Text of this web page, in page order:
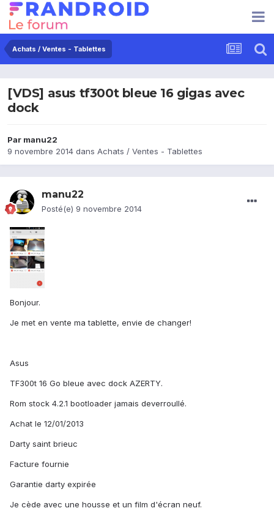
Achats / Ventes - Tablettes
[VDS] asus tf300t bleue 16 gigas avec
dock
Par manu22
9 novembre 2014 dans Achats / Ventes - Tablettes
manu22
Posté(e) 9 novembre 2014
Bonjour.
Je met en vente ma tablette, envie de changer!
Asus
TF300t 16 Go bleue avec dock AZERTY.
Rom stock 4.2.1 bootloader jamais deverroullé.
Achat le 12/01/2013
Darty saint brieuc
Facture fournie
Garantie darty expirée
Je cède avec une housse et un film d'écran neuf.